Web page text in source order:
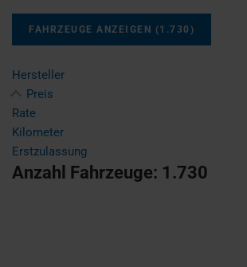
FAHRZEUGE ANZEIGEN (1.730 )
Hersteller
Preis
Rate
Kilometer
Erstzulassung
Anzahl Fahrzeuge: 1.730